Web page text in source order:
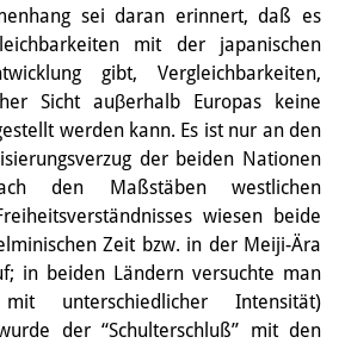
Overview
Japan
Series
sei daran erinnert, daß es
mit der japanischen
gibt, Vergleichbarkeiten,
Sicht auβerhalb Europas keine
werden kann. Es ist nur an den
der beiden Nationen
den Maßstäben westlichen
wiesen beide
Zeit bzw. in der Meiji-Ära
in beiden Ländern versuchte man
unterschiedlicher Intensität)
der “Schulterschluß” mit den